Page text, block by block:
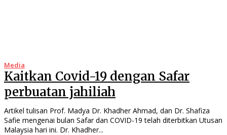
Media
Kaitkan Covid-19 dengan Safar
perbuatan jahiliah
Artikel tulisan Prof. Madya Dr. Khadher Ahmad, dan Dr. Shafiza
Safie mengenai bulan Safar dan COVID-19 telah diterbitkan Utusan
Malaysia hari ini. Dr. Khadher...